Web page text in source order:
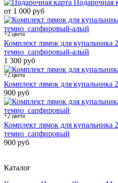
Подарочная
от 1 000 руб
+2 цвета
Комплект лямок для купальника
темно_сапфировый-алый
1 300 руб
+2 цвета
Комплект лямок для купальника
900 руб
+2 цвета
Комплект лямок для купальника
темно_сапфировый
900 руб
Каталог